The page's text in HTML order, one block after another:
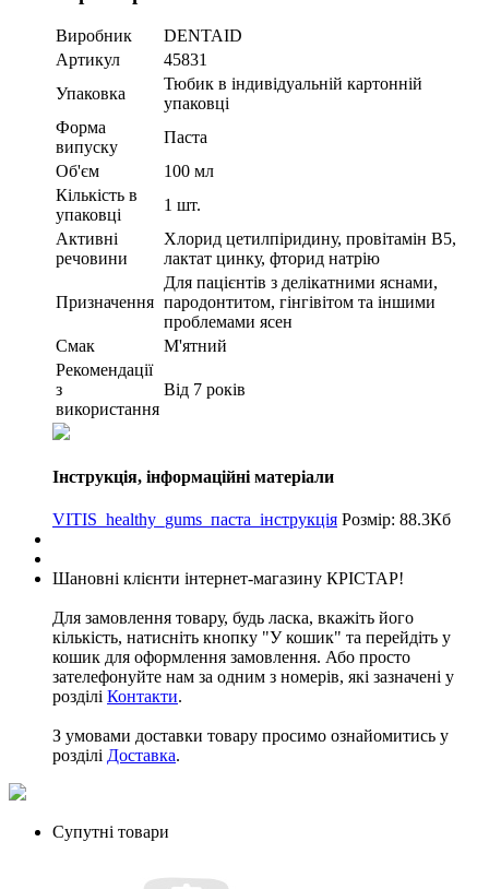
Виробник
DENTAID
Артикул
45831
Упаковка
Тюбик в індивідуальній картонній
упаковці
Форма
випуску
Паста
Об'єм
100 мл
Кількість в
упаковці
1 шт.
Активні
речовини
Хлорид цетилпіридину, провітамін В5,
лактат цинку, фторид натрію
Призначення
Для пацієнтів з делікатними яснами,
пародонтитом, гінгівітом та іншими
проблемами ясен
Смак
М'ятний
Рекомендації
з
використання
Від 7 років
Інструкція, інформаційні матеріали
VITIS_healthy_gums_паста_інструкція Розмір: 88.3Кб
Шановні клієнти інтернет-магазину КРІСТАР!
Для замовлення товару, будь ласка, вкажіть його
кількість, натисніть кнопку "У кошик" та перейдіть у
кошик для оформлення замовлення. Або просто
зателефонуйте нам за одним з номерів, які зазначені у
розділі Контакти.
З умовами доставки товару просимо ознайомитись у
розділі Доставка.
Супутні товари